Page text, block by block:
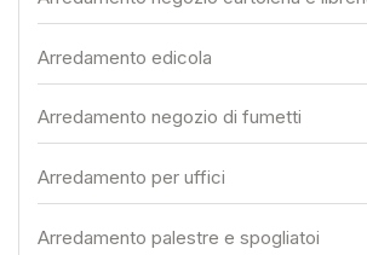
Arredamento edicola
Arredamento negozio di fumetti
Arredamento per uffici
Arredamento palestre e spogliatoi